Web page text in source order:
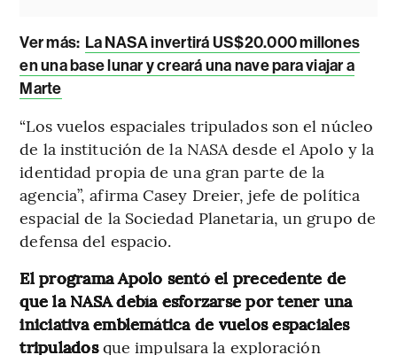
Ver más: La NASA invertirá US$20.000 millones
en una base lunar y creará una nave para viajar a
Marte
“Los vuelos espaciales tripulados son el núcleo
de la institución de la NASA desde el Apolo y la
identidad propia de una gran parte de la
agencia”, afirma Casey Dreier, jefe de política
espacial de la Sociedad Planetaria, un grupo de
defensa del espacio.
El programa Apolo sentó el precedente de
que la NASA debía esforzarse por tener una
iniciativa emblemática de vuelos espaciales
tripuladosque impulsara la exploración